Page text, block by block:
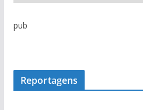
r
d
pub
Reportagens